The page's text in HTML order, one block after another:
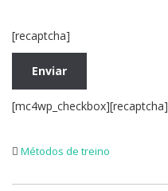
[recaptcha]
[mc4wp_checkbox][recaptcha]
Métodos de treino